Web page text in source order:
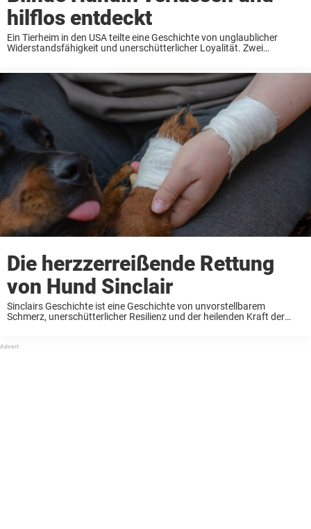
hilflos entdeckt
Ein Tierheim in den USA teilte eine Geschichte von unglaublicher
Widerstandsfähigkeit und unerschütterlicher Loyalität. Zwei
Die herzzerreißende Rettung
von Hund Sinclair
Sinclairs Geschichte ist eine Geschichte von unvorstellbarem
Schmerz, unerschütterlicher Resilienz und der heilenden Kraft der